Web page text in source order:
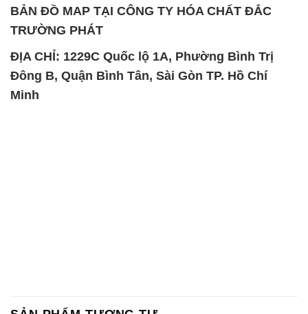
BẢN ĐỒ MAP TẠI CÔNG TY HÓA CHẤT ĐẮC
TRƯỜNG PHÁT
ĐỊA CHỈ: 1229C Quốc lộ 1A, Phường Bình Trị
Đông B, Quận Bình Tân, Sài Gòn TP. Hồ Chí
Minh